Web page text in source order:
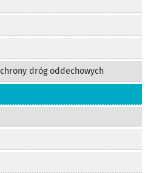
dróg oddechowych